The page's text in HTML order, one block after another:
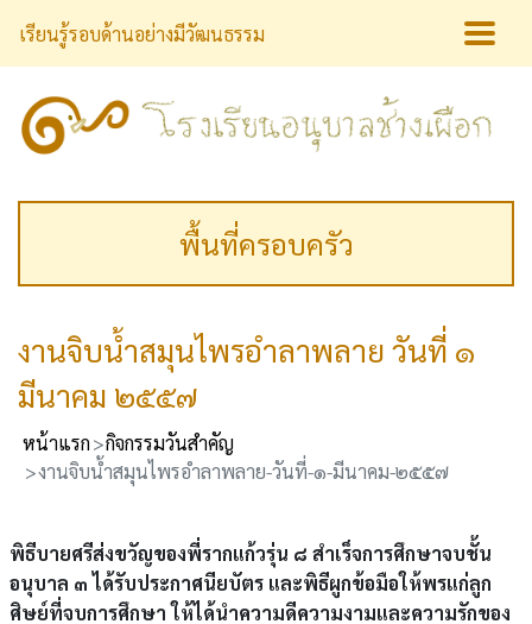
เรียนรู้รอบด้านอย่างมีวัฒนธรรม
พื้นที่ครอบครัว
งานจิบน้ำสมุนไพรอำลาพลาย วันที่ ๑
มีนาคม ๒๕๕๗
หน้าแรก
กิจกรรมวันสำคัญ
งานจิบน้ำสมุนไพรอำลาพลาย-วันที่-๑-มีนาคม-๒๕๕๗
พิธีบายศรีส่งขวัญของพี่รากแก้วรุ่น ๘ สำเร็จการศึกษาจบชั้น
อนุบาล ๓ ได้รับประกาศนียบัตร และพิธีผูกข้อมือให้พรแก่ลูก
ศิษย์ที่จบการศึกษา ให้ได้นำความดีความงามและความรักของ